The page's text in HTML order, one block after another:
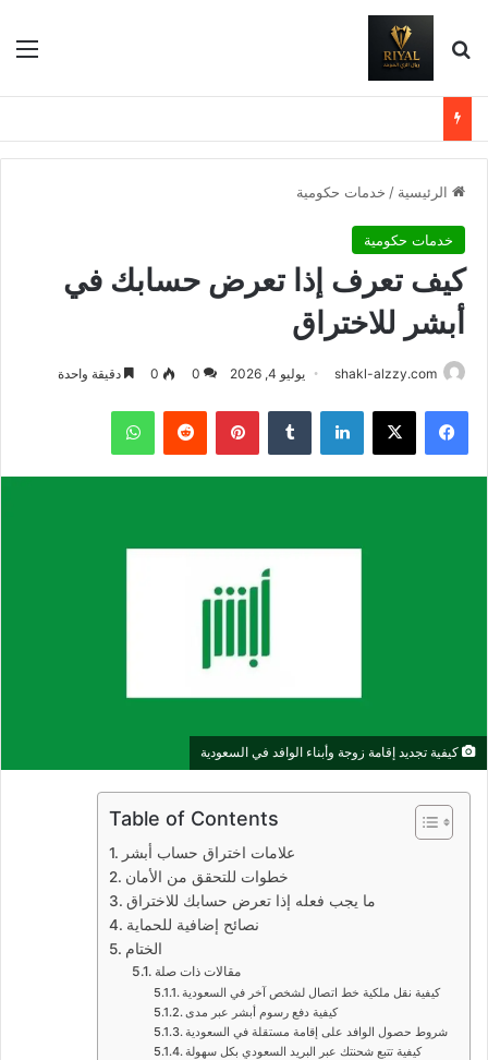
بحث عن
الرئيسية / خدمات حكومية
خدمات حكومية
كيف تعرف إذا تعرض حسابك في
أبشر للاختراق
shakl-alzzy.com يوليو 4, 2026 0
0 دقيقة واحدة
فيسبوك X لينكدإن بينتيريست واتساب
كيفية تجديد إقامة زوجة وأبناء الوافد في السعودية
Table of Contents
علامات اختراق حساب أبشر
خطوات للتحقق من الأمان
ما يجب فعله إذا تعرض حسابك للاختراق
نصائح إضافية للحماية
الختام
مقالات ذات صلة
كيفية نقل ملكية خط اتصال لشخص آخر في السعودية
كيفية دفع رسوم أبشر عبر مدى
شروط حصول الوافد على إقامة مستقلة في السعودية
كيفية تتبع شحنتك عبر البريد السعودي بكل سهولة